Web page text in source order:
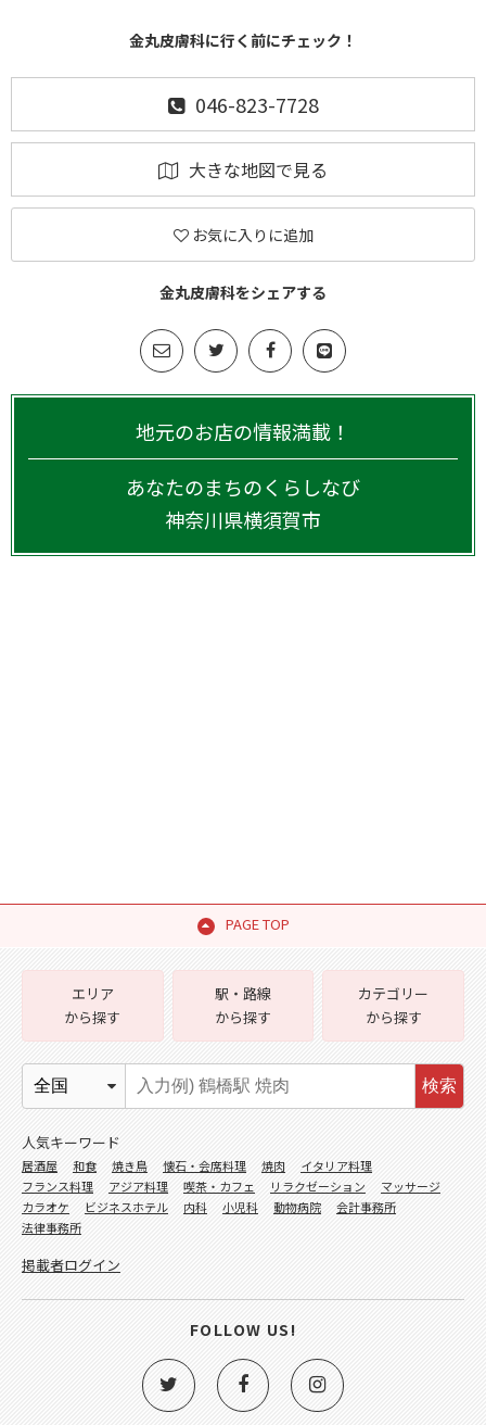
金丸皮膚科に行く前にチェック！
046-823-7728
大きな地図で見る
お気に入りに追加
金丸皮膚科をシェアする
地元のお店の情報満載！
あなたのまちのくらしなび
神奈川県横須賀市
PAGE TOP
エリア
から探す
駅・路線
から探す
カテゴリー
から探す
検索
人気キーワード
居酒屋 和食 焼き鳥 懐石・会席料理 焼肉
イタリア料理
フランス料理
アジア料理 喫茶・カフェ リラクゼーション
マッサージ
カラオケ
ビジネスホテル 内科 小児科 動物病院
会計事務所
法律事務所
掲載者ログイン
FOLLOW US!